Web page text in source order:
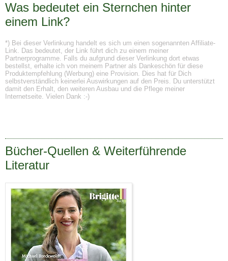
Was bedeutet ein Sternchen hinter
einem Link?
*) Bei dieser Verlinkung handelt es sich um einen sogenannten Affiliate-
Link. Das bedeutet, der Link führt dich zu einem meiner
Partnerprogramme. Falls du aufgrund dieser Verlinkung dort etwas
bestellst, erhalte ich von meinem Partner als Dankeschön für diese
Produktempfehlung (Werbung) eine Provision. Dies hat für Dich
selbstverständlich keinerlei Auswirkungen auf den Preis. Du unterstützt
damit den Erhalt, den weiteren Ausbau und die Pflege meiner
Internetseite. Vielen Dank :-)
Bücher-Quellen & Weiterführende
Literatur